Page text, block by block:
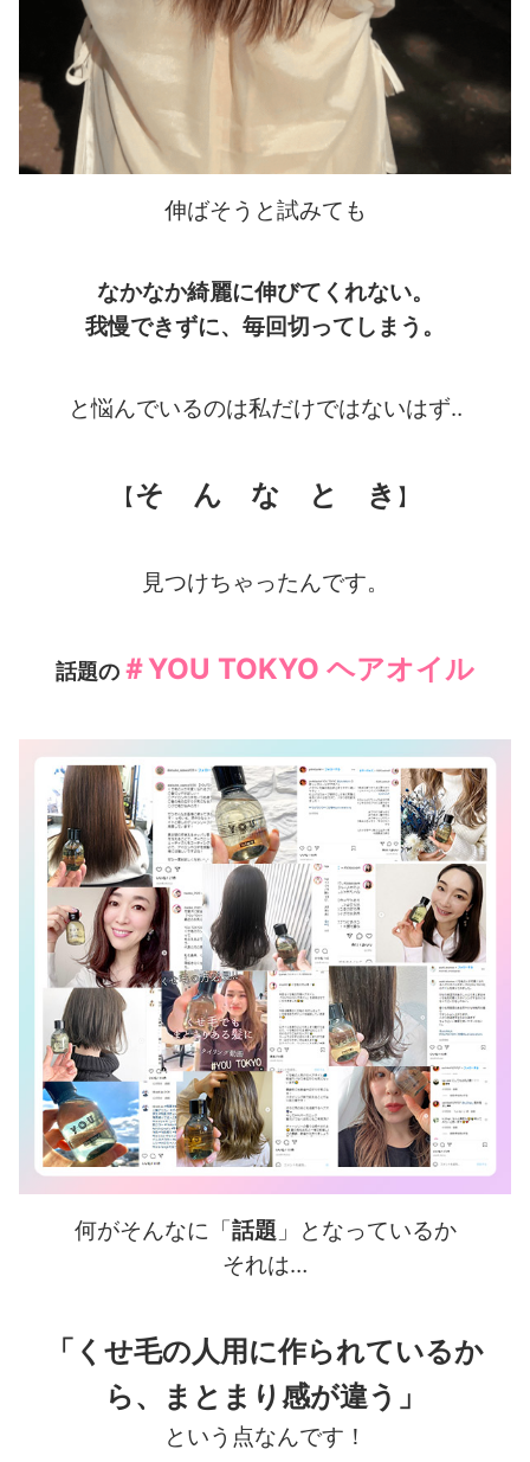
伸ばそうと試みても
なかなか綺麗に伸びてくれない。
我慢できずに、毎回切ってしまう。
と悩んでいるのは私だけではないはず‥
【そ ん な と き 】
見つけちゃったんです。
話題の ＃YOU TOKYO ヘアオイル
何がそんなに「話題 」となっているか
それは…
「くせ毛の人用に作られているか
ら、まとまり感が違う」
という点なんです！